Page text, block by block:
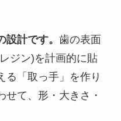
設計です。 歯の表面
ジン)を計画的に貼
る「取っ手」を作り
せて、形・大きさ・